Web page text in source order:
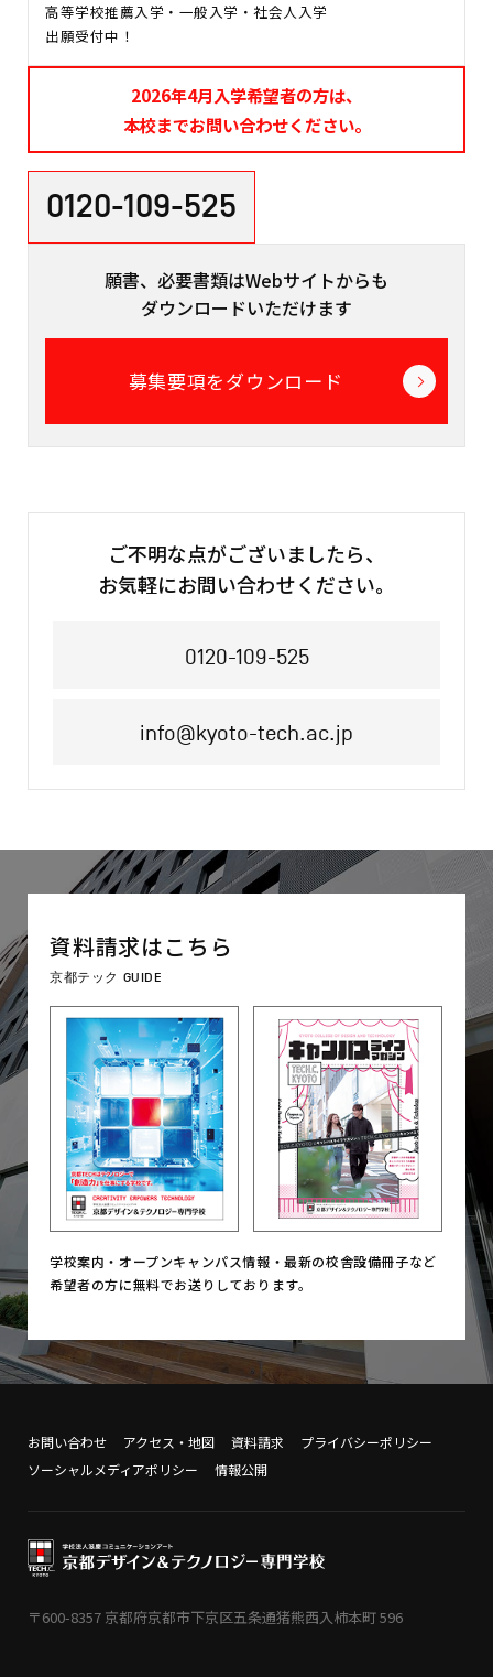
高等学校推薦入学・一般入学・社会人入学
出願受付中！
2026年4月入学希望者の方は、
本校までお問い合わせください。
0120-109-525
願書、必要書類はWebサイトからも
ダウンロードいただけます
募集要項をダウンロード
ご不明な点がございましたら、
お気軽にお問い合わせください。
0120-109-525
info@kyoto-tech.ac.jp
資料請求はこちら
京都テック GUIDE
学校案内・オープンキャンパス情報・最新の校舎設備冊子など
希望者の方に無料でお送りしております。
お問い合わせ アクセス・地図 資料請求
プライバシーポリシー
ソーシャルメディアポリシー
情報公開
〒600-8357 京都府京都市下京区五条通猪熊西入柿本町 596